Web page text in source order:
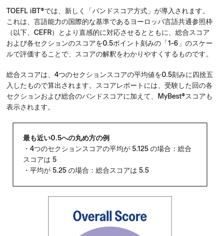
TOEFL iBT®では、新しく「バンドスコア方式」が導入されます。
これは、言語能力の国際的な基準であるヨーロッパ言語共通参照枠
（以下、CEFR）とより直感的に対応させるとともに、総合スコア
および各セクションのスコアを0.5ポイント刻みの「1-6」のスケー
ルで評価することで、スコアの解釈をわかりやすくするものです。
総合スコアは、4つのセクションスコアの平均値を0.5刻みに四捨五
入したもので算出されます。スコアレポートには、受験した回の各
セクションおよび総合のバンドスコアに加えて、MyBest®スコアも
表示されます。
最も近い0.5への丸め方の例
・4つのセクションスコアの平均が 5.125 の場合：総合
スコアは 5
・平均が 5.25 の場合：総合スコアは 5.5